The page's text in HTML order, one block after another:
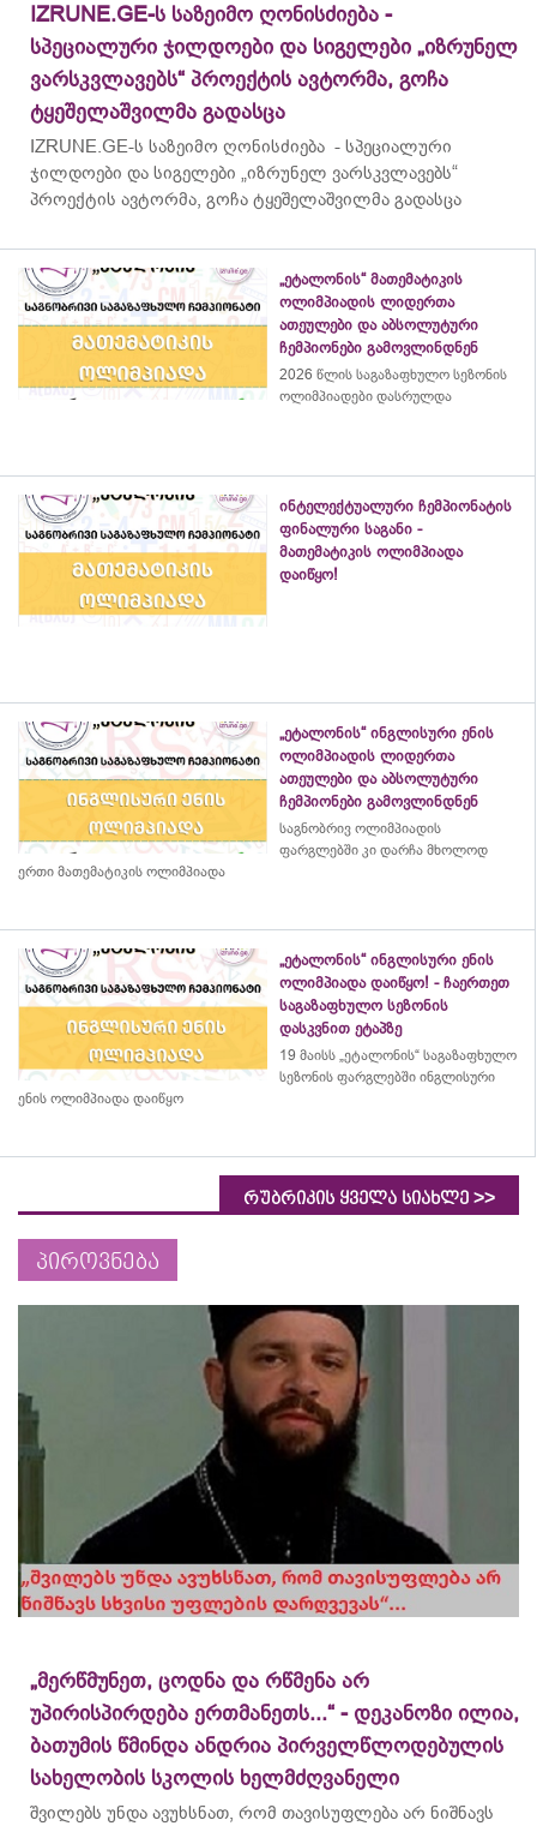
IZRUNE.GE-ს საზეიმო ღონისძიება -
სპეციალური ჯილდოები და სიგელები „იზრუნელ
ვარსკვლავებს“ პროექტის ავტორმა, გოჩა
ტყეშელაშვილმა გადასცა
IZRUNE.GE-ს საზეიმო ღონისძიება - სპეციალური
ჯილდოები და სიგელები „იზრუნელ ვარსკვლავებს“
პროექტის ავტორმა, გოჩა ტყეშელაშვილმა გადასცა
„ეტალონის“ მათემატიკის
ოლიმპიადის ლიდერთა
ათეულები და აბსოლუტური
ჩემპიონები გამოვლინდნენ
2026 წლის საგაზაფხულო სეზონის
ოლიმპიადები დასრულდა
ინტელექტუალური ჩემპიონატის
ფინალური საგანი -
მათემატიკის ოლიმპიადა
დაიწყო!
„ეტალონის“ ინგლისური ენის
ოლიმპიადის ლიდერთა
ათეულები და აბსოლუტური
ჩემპიონები გამოვლინდნენ
საგნობრივ ოლიმპიადის
ფარგლებში კი დარჩა მხოლოდ
ერთი მათემატიკის ოლიმპიადა
„ეტალონის“ ინგლისური ენის
ოლიმპიადა დაიწყო! - ჩაერთეთ
საგაზაფხულო სეზონის
დასკვნით ეტაპზე
19 მაისს „ეტალონის“ საგაზაფხულო
სეზონის ფარგლებში ინგლისური
ენის ოლიმპიადა დაიწყო
რუბრიკის ყველა სიახლე >>
პიროვნება
„მერწმუნეთ, ცოდნა და რწმენა არ
უპირისპირდება ერთმანეთს...“ - დეკანოზი ილია,
ბათუმის წმინდა ანდრია პირველწლოდებულის
სახელობის სკოლის ხელმძღვანელი
შვილებს უნდა ავუხსნათ, რომ თავისუფლება არ ნიშნავს